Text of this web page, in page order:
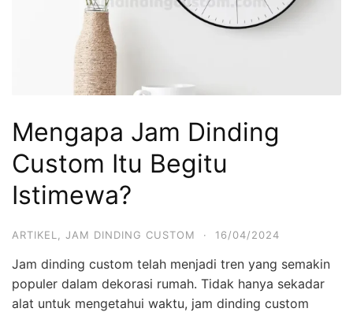
Mengapa Jam Dinding
Custom Itu Begitu
Istimewa?
ARTIKEL JAM DINDING CUSTOM · 16/04/2024
Jam dinding custom telah menjadi tren yang semakin
populer dalam dekorasi rumah. Tidak hanya sekadar
alat untuk mengetahui waktu, jam dinding custom